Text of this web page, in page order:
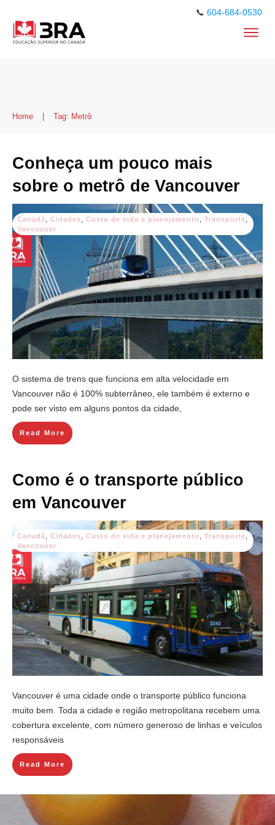
📞 604-684-0530
Home | Tag: Metrô
Conheça um pouco mais
sobre o metrô de Vancouver
Canadá Cidades Custo de vida e planejamento Transporte
Vancouver
O sistema de trens que funciona em alta velocidade em
Vancouver não é 100% subterrâneo, ele também é externo e
pode ser visto em alguns pontos da cidade,
Read More
Como é o transporte público
em Vancouver
Canadá Cidades Custo de vida e planejamento Transporte
Vancouver
Vancouver é uma cidade onde o transporte público funciona
muito bem. Toda a cidade e região metropolitana recebem uma
cobertura excelente, com número generoso de linhas e veículos
responsáveis
Read More